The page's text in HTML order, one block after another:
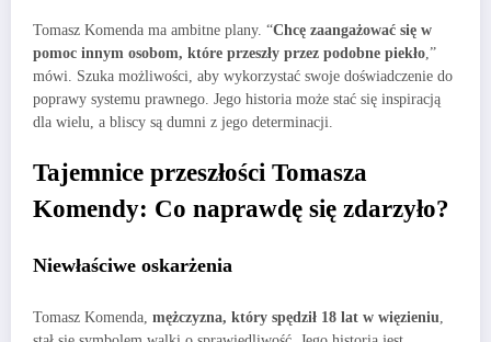
Tomasz Komenda ma ambitne plany. “Chcę zaangażować się w
pomoc innym osobom, które przeszły przez podobne piekło ,”
mówi. Szuka możliwości, aby wykorzystać swoje doświadczenie do
poprawy systemu prawnego. Jego historia może stać się inspiracją
dla wielu, a bliscy są dumni z jego determinacji.
Tajemnice przeszłości Tomasza
Komendy: Co naprawdę się zdarzyło?
Niewłaściwe oskarżenia
Tomasz Komenda, mężczyzna, który spędził 18 lat w więzieniu